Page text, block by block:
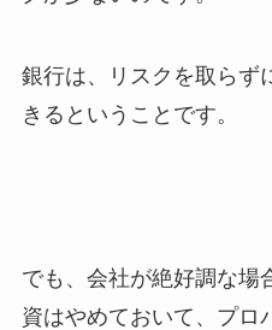
銀行は、リスクを取らず
きるということです。
でも、会社が絶好調な場
資はやめておいて、プロ